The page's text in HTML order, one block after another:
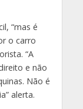
“mas é
o carro
“A
e não
Não é
alerta.